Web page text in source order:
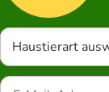
Haustierart